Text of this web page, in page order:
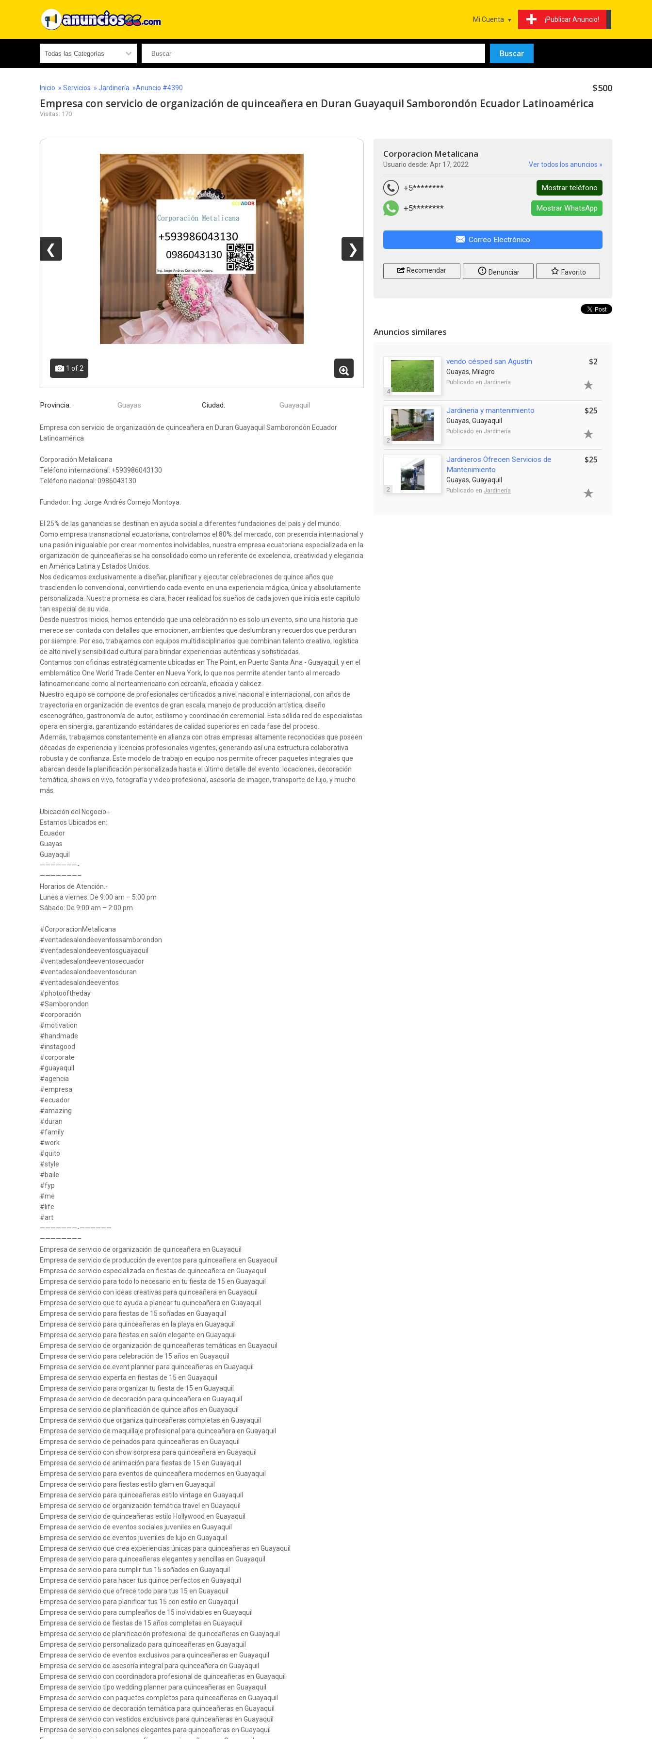
¡Publicar Anuncio!
Mi Cuenta
Inicio » Servicios » Jardinería »Anuncio #4390 $500
Empresa con servicio de organización de quinceañera en Duran Guayaquil Samborondón Ecuador Latinoamérica
Visitas: 170
❮ ❯
1 of 2
Provincia: Guayas Ciudad: Guayaquil
Empresa con servicio de organización de quinceañera en Duran Guayaquil Samborondón Ecuador
Latinoamérica
Corporación Metalicana
Teléfono internacional: +593986043130
Teléfono nacional: 0986043130
Fundador: Ing. Jorge Andrés Cornejo Montoya.
El 25% de las ganancias se destinan en ayuda social a diferentes fundaciones del país y del mundo.
Como empresa transnacional ecuatoriana, controlamos el 80% del mercado, con presencia internacional y
una pasión inigualable por crear momentos inolvidables, nuestra empresa ecuatoriana especializada en la
organización de quinceañeras se ha consolidado como un referente de excelencia, creatividad y elegancia
en América Latina y Estados Unidos.
Nos dedicamos exclusivamente a diseñar, planificar y ejecutar celebraciones de quince años que
trascienden lo convencional, convirtiendo cada evento en una experiencia mágica, única y absolutamente
personalizada. Nuestra promesa es clara: hacer realidad los sueños de cada joven que inicia este capítulo
tan especial de su vida.
Desde nuestros inicios, hemos entendido que una celebración no es solo un evento, sino una historia que
merece ser contada con detalles que emocionen, ambientes que deslumbran y recuerdos que perduran
por siempre. Por eso, trabajamos con equipos multidisciplinarios que combinan talento creativo, logística
de alto nivel y sensibilidad cultural para brindar experiencias auténticas y sofisticadas.
Contamos con oficinas estratégicamente ubicadas en The Point, en Puerto Santa Ana - Guayaquil, y en el
emblemático One World Trade Center en Nueva York, lo que nos permite atender tanto al mercado
latinoamericano como al norteamericano con cercanía, eficacia y calidez.
Nuestro equipo se compone de profesionales certificados a nivel nacional e internacional, con años de
trayectoria en organización de eventos de gran escala, manejo de producción artística, diseño
escenográfico, gastronomía de autor, estilismo y coordinación ceremonial. Esta sólida red de especialistas
opera en sinergia, garantizando estándares de calidad superiores en cada fase del proceso.
Además, trabajamos constantemente en alianza con otras empresas altamente reconocidas que poseen
décadas de experiencia y licencias profesionales vigentes, generando así una estructura colaborativa
robusta y de confianza. Este modelo de trabajo en equipo nos permite ofrecer paquetes integrales que
abarcan desde la planificación personalizada hasta el último detalle del evento: locaciones, decoración
temática, shows en vivo, fotografía y video profesional, asesoría de imagen, transporte de lujo, y mucho
más.
Ubicación del Negocio.-
Estamos Ubicados en:
Ecuador
Guayas
Guayaquil
———————-
———————–
Horarios de Atención.-
Lunes a viernes: De 9:00 am – 5:00 pm
Sábado: De 9:00 am – 2:00 pm
#CorporacionMetalicana
#ventadesalondeeventossamborondon
#ventadesalondeeventosguayaquil
#ventadesalondeeventosecuador
#ventadesalondeeventosduran
#ventadesalondeeventos
#photooftheday
#Samborondon
#corporación
#motivation
#handmade
#instagood
#corporate
#guayaquil
#agencia
#empresa
#ecuador
#amazing
#duran
#family
#work
#quito
#style
#baile
#fyp
#me
#life
#art
———————-——————
———————–
Empresa de servicio de organización de quinceañera en Guayaquil
Empresa de servicio de producción de eventos para quinceañera en Guayaquil
Empresa de servicio especializada en fiestas de quinceañera en Guayaquil
Empresa de servicio para todo lo necesario en tu fiesta de 15 en Guayaquil
Empresa de servicio con ideas creativas para quinceañera en Guayaquil
Empresa de servicio que te ayuda a planear tu quinceañera en Guayaquil
Empresa de servicio para fiestas de 15 soñadas en Guayaquil
Empresa de servicio para quinceañeras en la playa en Guayaquil
Empresa de servicio para fiestas en salón elegante en Guayaquil
Empresa de servicio de organización de quinceañeras temáticas en Guayaquil
Empresa de servicio para celebración de 15 años en Guayaquil
Empresa de servicio de event planner para quinceañeras en Guayaquil
Empresa de servicio experta en fiestas de 15 en Guayaquil
Empresa de servicio para organizar tu fiesta de 15 en Guayaquil
Empresa de servicio de decoración para quinceañera en Guayaquil
Empresa de servicio de planificación de quince años en Guayaquil
Empresa de servicio que organiza quinceañeras completas en Guayaquil
Empresa de servicio de maquillaje profesional para quinceañera en Guayaquil
Empresa de servicio de peinados para quinceañeras en Guayaquil
Empresa de servicio con show sorpresa para quinceañera en Guayaquil
Empresa de servicio de animación para fiestas de 15 en Guayaquil
Empresa de servicio para eventos de quinceañera modernos en Guayaquil
Empresa de servicio para fiestas estilo glam en Guayaquil
Empresa de servicio para quinceañeras estilo vintage en Guayaquil
Empresa de servicio de organización temática travel en Guayaquil
Empresa de servicio de quinceañeras estilo Hollywood en Guayaquil
Empresa de servicio de eventos sociales juveniles en Guayaquil
Empresa de servicio de eventos juveniles de lujo en Guayaquil
Empresa de servicio que crea experiencias únicas para quinceañeras en Guayaquil
Empresa de servicio para quinceañeras elegantes y sencillas en Guayaquil
Empresa de servicio para cumplir tus 15 soñados en Guayaquil
Empresa de servicio para hacer tus quince perfectos en Guayaquil
Empresa de servicio que ofrece todo para tus 15 en Guayaquil
Empresa de servicio para planificar tus 15 con estilo en Guayaquil
Empresa de servicio para cumpleaños de 15 inolvidables en Guayaquil
Empresa de servicio de fiestas de 15 años completas en Guayaquil
Empresa de servicio de planificación profesional de quinceañeras en Guayaquil
Empresa de servicio personalizado para quinceañeras en Guayaquil
Empresa de servicio de eventos exclusivos para quinceañeras en Guayaquil
Empresa de servicio de asesoría integral para quinceañera en Guayaquil
Empresa de servicio con coordinadora profesional de quinceañeras en Guayaquil
Empresa de servicio tipo wedding planner para quinceañeras en Guayaquil
Empresa de servicio con paquetes completos para quinceañeras en Guayaquil
Empresa de servicio de decoración temática para quinceañeras en Guayaquil
Empresa de servicio con vestidos exclusivos para quinceañeras en Guayaquil
Empresa de servicio con salones elegantes para quinceañeras en Guayaquil
Corporacion Metalicana
Usuario desde: Apr 17, 2022 Ver todos los anuncios »
+5******** Mostrar teléfono
+5******** Mostrar WhatsApp
Correo Electrónico
Recomendar Denunciar Favorito
Anuncios similares
4
vendo césped san Agustín
Guayas, Milagro
Publicado enJardinería
$2
2
Jardineria y mantenimiento
Guayas, Guayaquil
Publicado enJardinería
$25
2
Jardineros Ofrecen Servicios de
Mantenimiento
Guayas, Guayaquil
Publicado enJardinería
$25